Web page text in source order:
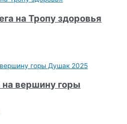
на Тропу здоровья
на вершину горы